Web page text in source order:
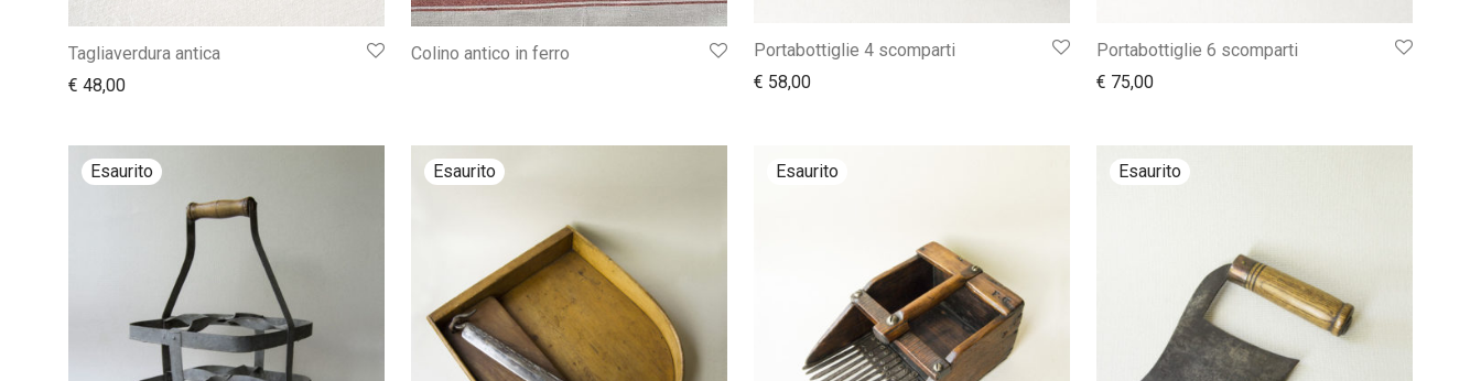
Tagliaverdura antica
€ 48,00
Colino antico in ferro
Portabottiglie 4 scomparti
€ 58,00
Portabottiglie 6 scomparti
€ 75,00